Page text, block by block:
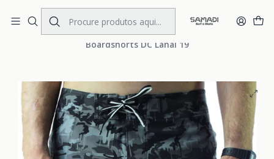
Portes Gratis Portugal e Espanha
Início MENS CLOTHING Boardshorts
Boardshorts DC Lanai 19